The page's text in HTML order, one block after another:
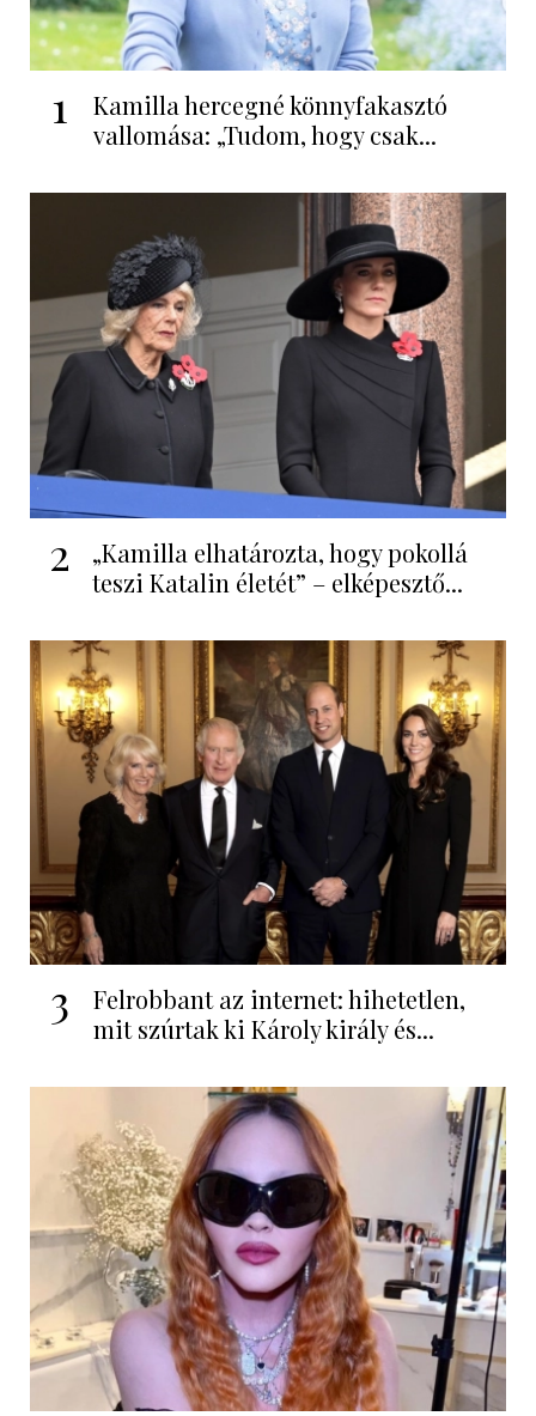
1
Kamilla hercegné könnyfakasztó
vallomása: „Tudom, hogy csak...
2
„Kamilla elhatározta, hogy pokollá
teszi Katalin életét” – elképesztő...
3
Felrobbant az internet: hihetetlen,
mit szúrtak ki Károly király és...